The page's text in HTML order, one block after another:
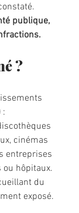
publique,
?
:
cinémas
entreprises
hôpitaux.
du
exposé.